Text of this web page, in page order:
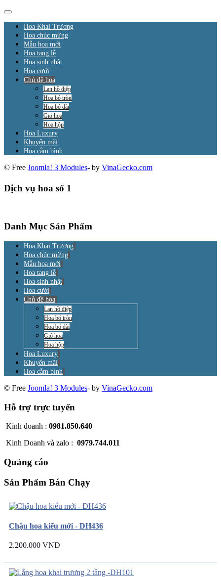
Hoa Khai Trương
Hoa chúc mừng
Mẫu hoa mới
Hoa tang lễ
Hoa sinh nhật
Hoa cưới
Chủ đề hoa
Lan hồ điệp
Hoa bó tròn
Hoa bó dài
Giỏ hoa
Hoa hộp
Hoa Luxury
Khuyến mãi
Hoa cắm bình
© Free Joomla! 3 Modules- by VinaGecko.com
Dịch vụ hoa số 1
Danh Mục Sản Phẩm
Hoa Khai Trương
Hoa chúc mừng
Mẫu hoa mới
Hoa tang lễ
Hoa sinh nhật
Hoa cưới
Chủ đề hoa
Lan hồ điệp
Hoa bó tròn
Hoa bó dài
Giỏ hoa
Hoa hộp
Hoa Luxury
Khuyến mãi
Hoa cắm bình
© Free Joomla! 3 Modules- by VinaGecko.com
Hỗ trợ trực tuyến
Kinh doanh : 0981.850.640
Kinh Doanh và zalo : 0979.744.011
Quảng cáo
Sản Phẩm Bán Chạy
Chậu hoa kiểu mới - DH436
2.200.000 VND